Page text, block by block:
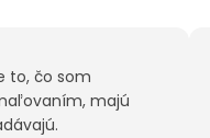
to, čo som
majú